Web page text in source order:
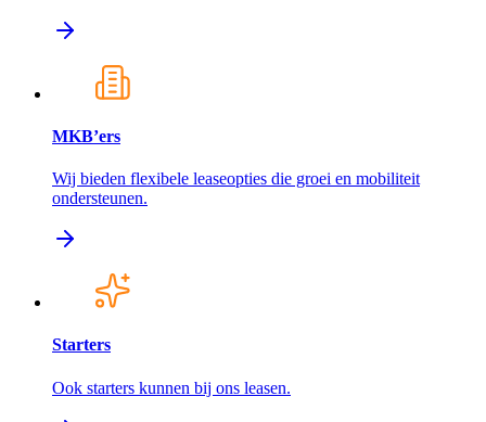
MKB’ers
Wij bieden flexibele leaseopties die groei en mobiliteit
ondersteunen.
Starters
Ook starters kunnen bij ons leasen.